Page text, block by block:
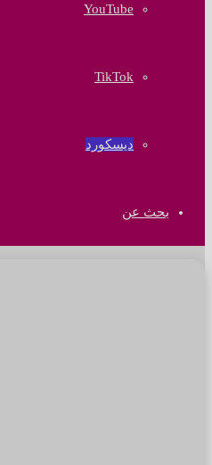
‫YouTube
‫TikTok
ديسكورد
بحث عن